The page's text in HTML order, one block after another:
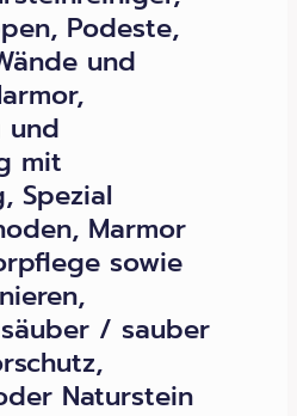
Podeste,
und
und
mit
Spezial
Marmor
sowie
/ sauber
Naturstein